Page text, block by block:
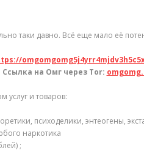
таки давно. Всё еще мало её
Ссылка на Омг через Tor:
услуг и товаров:
психоделики, энтеогены,
наркотика
;